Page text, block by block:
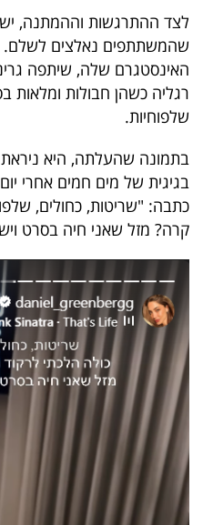
פודקאסט
40
UNDER
40
שיתופי
פעולה
דרושים
ניוזלטרים
מייל
אדום
פרסמו
לצד ההתרגשות וההמתנה,
שהמשתתפים נאלצים לשלם.
האינסטגרם שלה, שיתפה
רגליה כשהן חבולות ומלאות
שלפוחיות.
בתמונה שהעלתה, היא
בגיגית של מים חמים אחרי
כתבה: "שריטות, כחולים,
קרה? מזל שאני חיה בסרט ויש